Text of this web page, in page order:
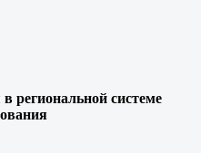
региональной системе